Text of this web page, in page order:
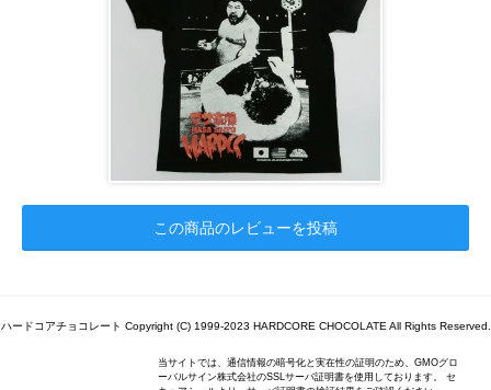
この商品のレビューを投稿
ハードコアチョコレート Copyright (C) 1999-2023 HARDCORE CHOCOLATE All Rights Reserved.
当サイトでは、通信情報の暗号化と実在性の証明のため、GMOグロ
ーバルサイン株式会社のSSLサーバ証明書を使用しております。 セ